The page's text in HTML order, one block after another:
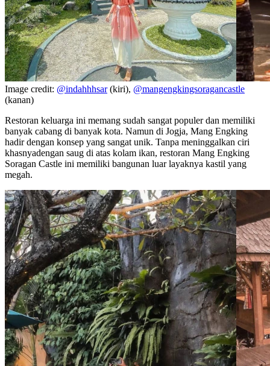
Image credit: @indahhhsar(kiri), @mangengkingsoragancastle
(kanan)
Restoran keluarga ini memang sudah sangat populer dan memiliki
banyak cabang di banyak kota. Namun di Jogja, Mang Engking
hadir dengan konsep yang sangat unik. Tanpa meninggalkan ciri
khasnyadengan saug di atas kolam ikan, restoran Mang Engking
Soragan Castle ini memiliki bangunan luar layaknya kastil yang
megah.